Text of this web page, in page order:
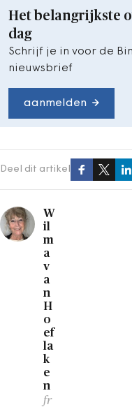
Het belangrijkste
dag
Schrijf je in voor de
nieuwsbrief
aanmelden
Deel dit artikel
W
il
m
a
v
a
n
H
o
ef
la
k
e
n
fr